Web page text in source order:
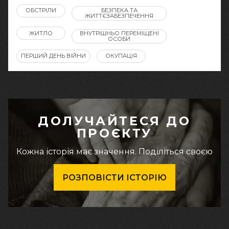
ОБСТРІЛИ БЕЗПЕКА ТА
ЖИТТЄЗАБЕЗПЕЧЕННЯ
ЖИТЛО ВНУТРІШНЬО ПЕРЕМІЩЕНІ
ОСОБИ
ПЕРШИЙ ДЕНЬ ВІЙНИ ОКУПАЦІЯ
ДОЛУЧАЙТЕСЯ ДО
ПРОЄКТУ
Кожна історія має значення. Поділіться своєю
РОЗПОВІСТИ ІСТОРІЮ